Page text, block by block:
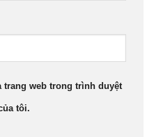
trang web trong trình duyệt
tôi.